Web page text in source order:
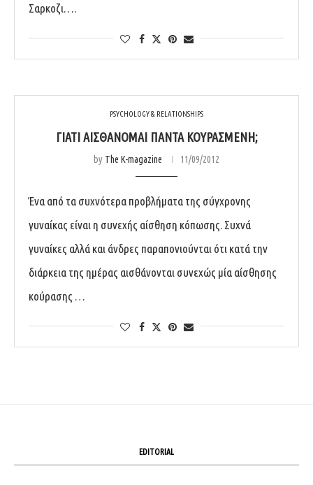
Σαρκοζι….
PSYCHOLOGY & RELATIONSHIPS
ΓΙΑΤΊ ΑΙΣΘΆΝΟΜΑΙ ΠΆΝΤΑ ΚΟΥΡΑΣΜΈΝΗ;
by The K-magazine 11/09/2012
Ένα από τα συχνότερα προβλήματα της σύγχρονης
γυναίκας είναι η συνεχής αίσθηση κόπωσης. Συχνά
γυναίκες αλλά και άνδρες παραπονιούνται ότι κατά την
διάρκεια της ημέρας αισθάνονται συνεχώς μία αίσθησης
κούρασης …
EDITORIAL